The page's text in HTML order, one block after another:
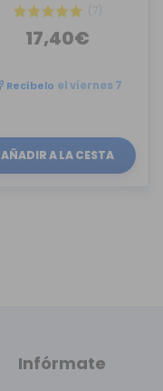
(7)
17,40€
Recíbelo el viernes 7
AÑADIR A LA CESTA
Infórmate